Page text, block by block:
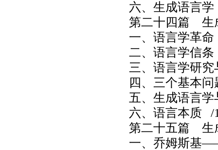
六、生成语言
第二十四篇 生
一、语言学革命
二、语言学信条
三、语言学研究
四、三个基本问
五、生成语言
六、语言本质 /
第二十五篇 生
一、乔姆斯基